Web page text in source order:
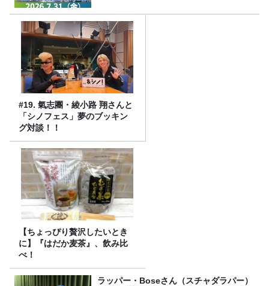
#19. 氣志團・綾小路 翔さんと
「シノフェス」夢のブッキン
グ対談！！
【ちょっぴり贅沢したいとき
に】『はだか麦茶』、飲み比
べ！
ラッパー・Boseさん（スチャダラパー）